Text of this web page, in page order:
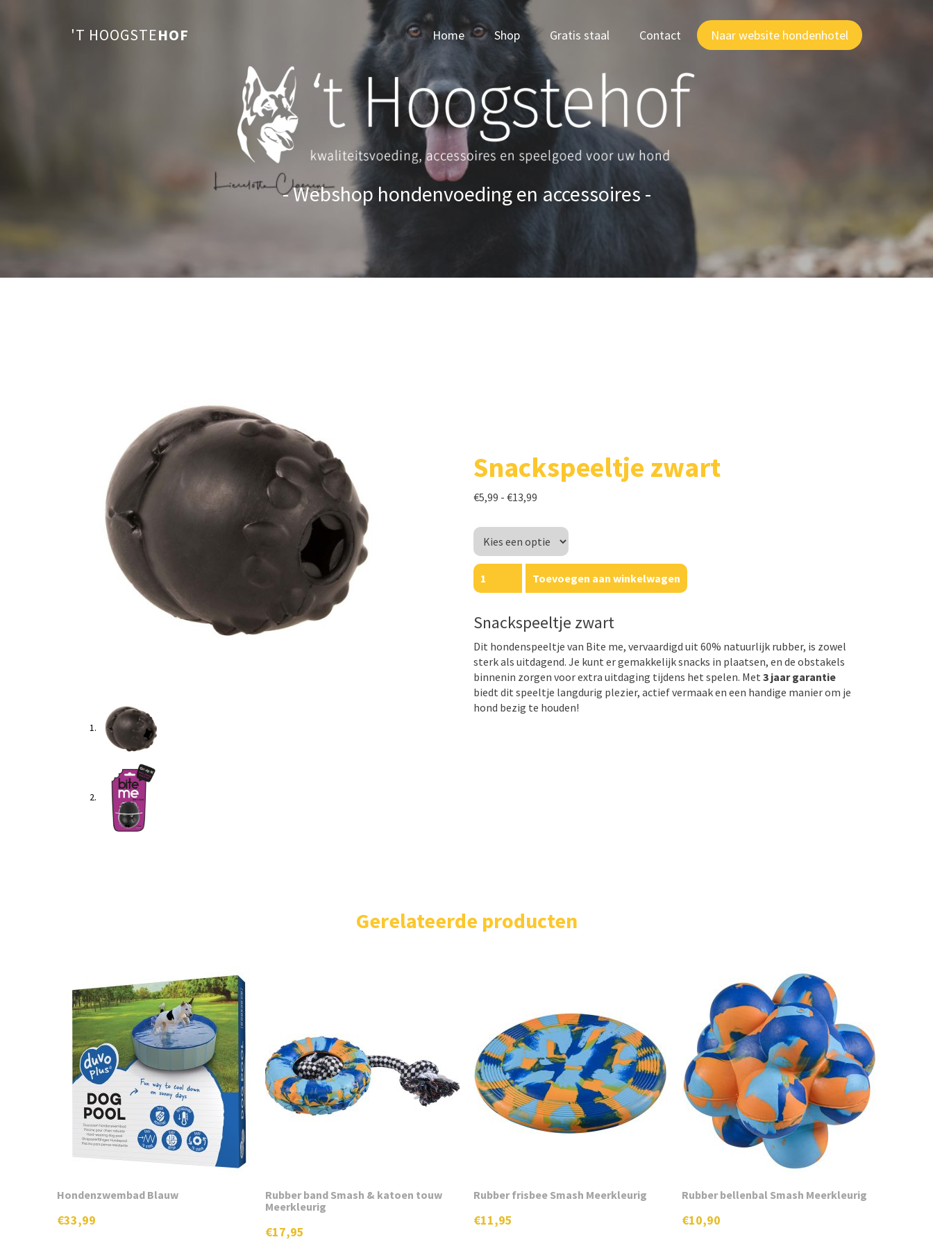
'T HOOGSTEHOF Home Shop Gratis staal Contact Naar website hondenhotel
- Webshop hondenvoeding en accessoires -
Snackspeeltje zwart
€5,99 - €13,99
tot
€13,99
Snackspeeltje
zwart
Toevoegen aan winkelwagen
Snackspeeltje zwart
Dit hondenspeeltje van Bite me, vervaardigd uit 60% natuurlijk rubber, is zowel
sterk als uitdagend. Je kunt er gemakkelijk snacks in plaatsen, en de obstakels
binnenin zorgen voor extra uitdaging tijdens het spelen. Met 3 jaar garantie
biedt dit speeltje langdurig plezier, actief vermaak en een handige manier om je
hond bezig te houden!
Gerelateerde producten
Hondenzwembad Blauw
€33,99
Rubber band Smash & katoen touw
Meerkleurig
€17,95
Rubber frisbee Smash Meerkleurig
€11,95
Rubber bellenbal Smash Meerkleurig
€10,90